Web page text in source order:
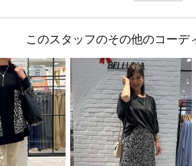
このスタッフのその他のコーデ